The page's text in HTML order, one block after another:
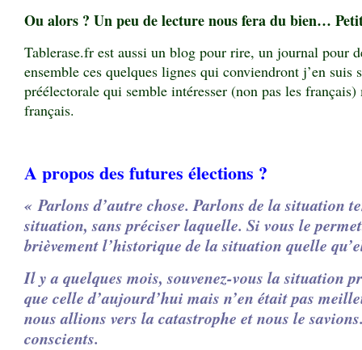
Ou alors ? Un peu de lecture nous fera du bien…
Tablerase.fr est aussi un blog pour rire, un journal pour
ensemble ces quelques lignes qui conviendront j’en suis
préélectorale qui semble intéresser (non pas les
français.
A propos des futures élections ?
« Parlons d’autre chose. Parlons de la situation
situation, sans préciser laquelle. Si vous le
brièvement l’historique de la situation quelle
Il y a quelques mois, souvenez-vous la situation
que celle d’aujourd’hui mais n’en était pas
nous allions vers la catastrophe et nous le
conscients.